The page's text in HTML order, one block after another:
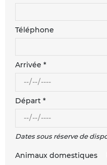
Téléphone
Arrivée *
Départ *
Dates sous réserve de
Animaux domestiques